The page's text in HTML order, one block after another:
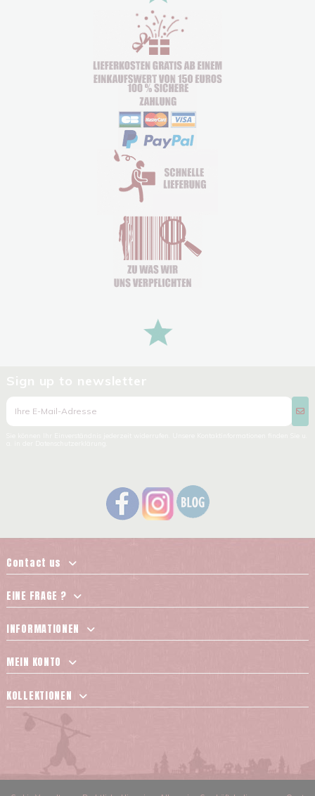
Contact us
EINE FRAGE ?
INFORMATIONEN
MEIN KONTO
KOLLEKTIONEN